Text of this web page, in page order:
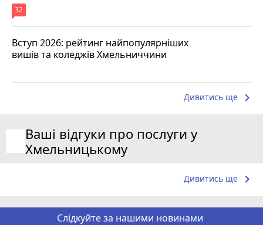
32
Вступ 2026: рейтинг найпопулярніших
вишів та коледжів Хмельниччини
Дивитись ще keyboard_arrow_right
Ваші відгуки про послуги у
Хмельницькому
Дивитись ще keyboard_arrow_right
Слідкуйте за нашими новинами